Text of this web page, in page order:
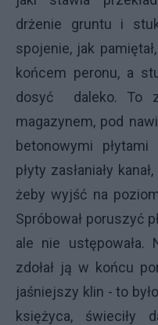
drżenie gruntu i
spojenie, jak
końcem peronu, a
dosyć daleko. To
magazynem, pod
betonowymi
płyty zasłaniały
żeby wyjść na
Spróbował poruszyć
ale nie ustępowała.
zdołał ją w końcu
jaśniejszy klin - to
księżyca, świeciły